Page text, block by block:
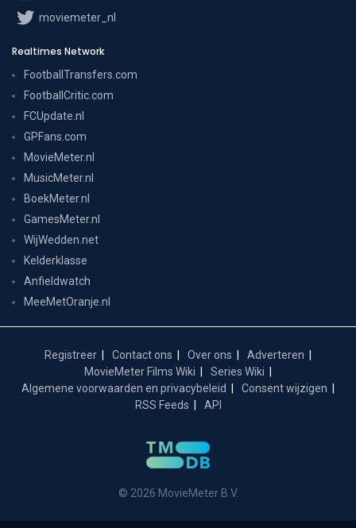
moviemeter_nl
Realtimes Network
FootballTransfers.com
FootballCritic.com
FCUpdate.nl
GPFans.com
MovieMeter.nl
MusicMeter.nl
BoekMeter.nl
GamesMeter.nl
WijWedden.net
Kelderklasse
Anfieldwatch
MeeMetOranje.nl
Registreer Contact ons Over ons
Adverteren
MovieMeter Films Wiki
Series Wiki
Algemene voorwaarden en privacybeleid
Consent wijzigen
RSS Feeds
API
© 2026 MovieMeter B.V.